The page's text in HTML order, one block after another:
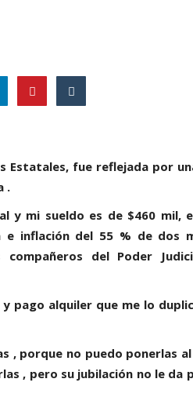
Estatales, fue reflejada por
.
y mi sueldo es de $460 mil,
inflación del 55 % de dos
del Poder
pago alquiler que me lo
, porque no puedo ponerlas
, pero su jubilación no le da